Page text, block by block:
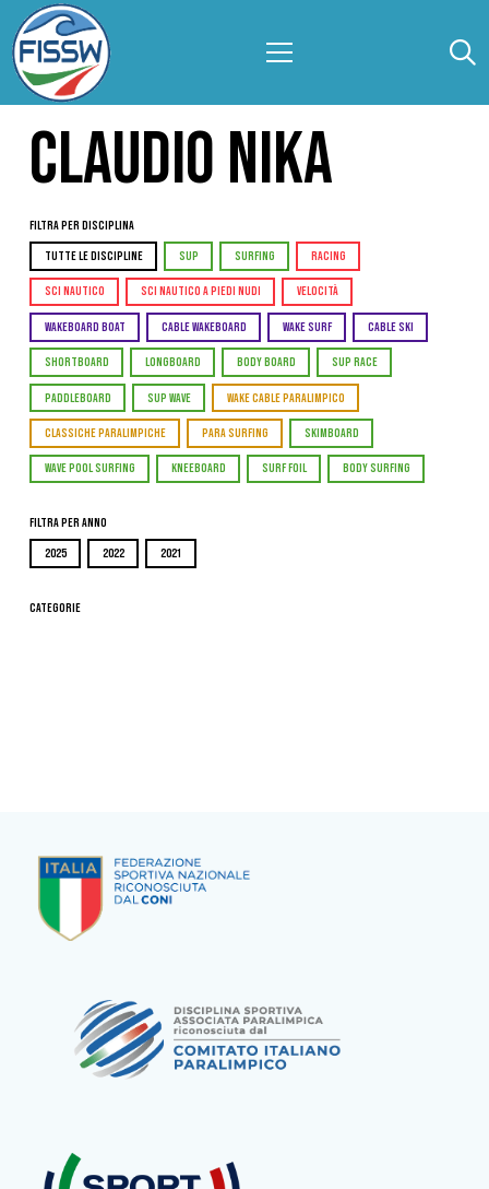
CLAUDIO NIKA
Filtra per Disciplina
TUTTE LE DISCIPLINE SUP SURFING RACING
SCI NAUTICO SCI NAUTICO A PIEDI NUDI VELOCITÀ
WAKEBOARD BOAT CABLE WAKEBOARD WAKE SURF CABLE SKI
SHORTBOARD LONGBOARD BODY BOARD SUP RACE
PADDLEBOARD SUP WAVE WAKE CABLE PARALIMPICO
CLASSICHE PARALIMPICHE PARA SURFING SKIMBOARD
WAVE POOL SURFING KNEEBOARD SURF FOIL BODY SURFING
Filtra per Anno
2025 2022 2021
Categorie